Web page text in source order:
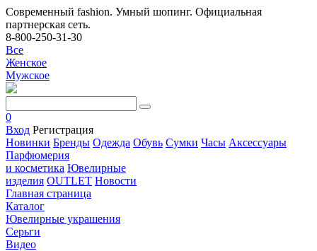
Современный fashion. Умный шопинг. Официальная
партнерская сеть.
8-800-250-31-30
Все
Женское
Мужское
0
Вход Регистрация
Новинки Бренды Одежда Обувь Сумки Часы Аксессуары
Парфюмерия
и косметика Ювелирные
изделия OUTLET Новости
Главная страница
Каталог
Ювелирные украшения
Серьги
Видео